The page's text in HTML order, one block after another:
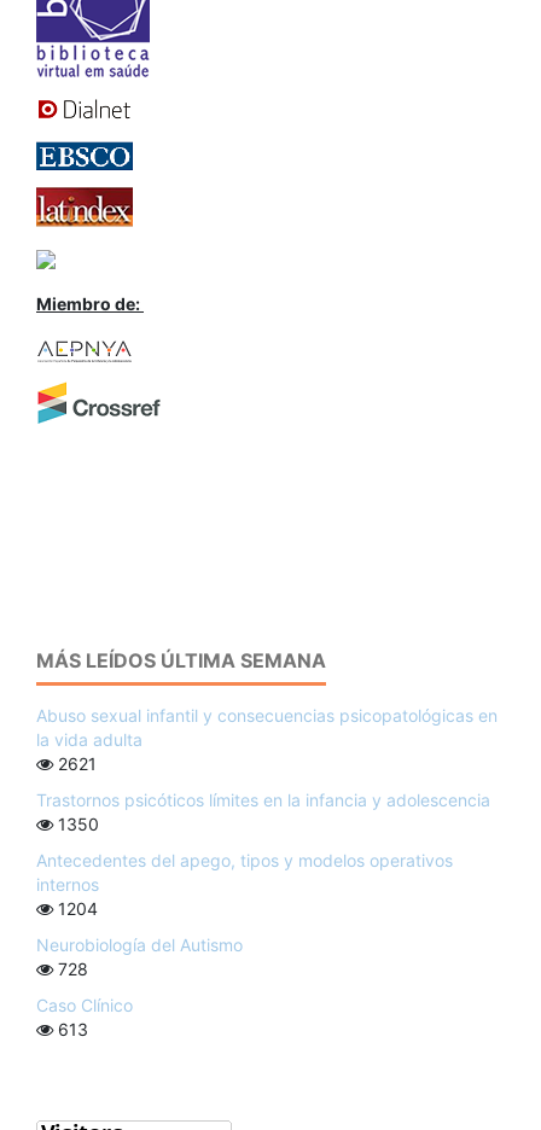
Miembro de:
MÁS LEÍDOS ÚLTIMA SEMANA
Abuso sexual infantil y consecuencias psicopatológicas en
la vida adulta
2621
Trastornos psicóticos límites en la infancia y adolescencia
1350
Antecedentes del apego, tipos y modelos operativos
internos
1204
Neurobiología del Autismo
728
Caso Clínico
613